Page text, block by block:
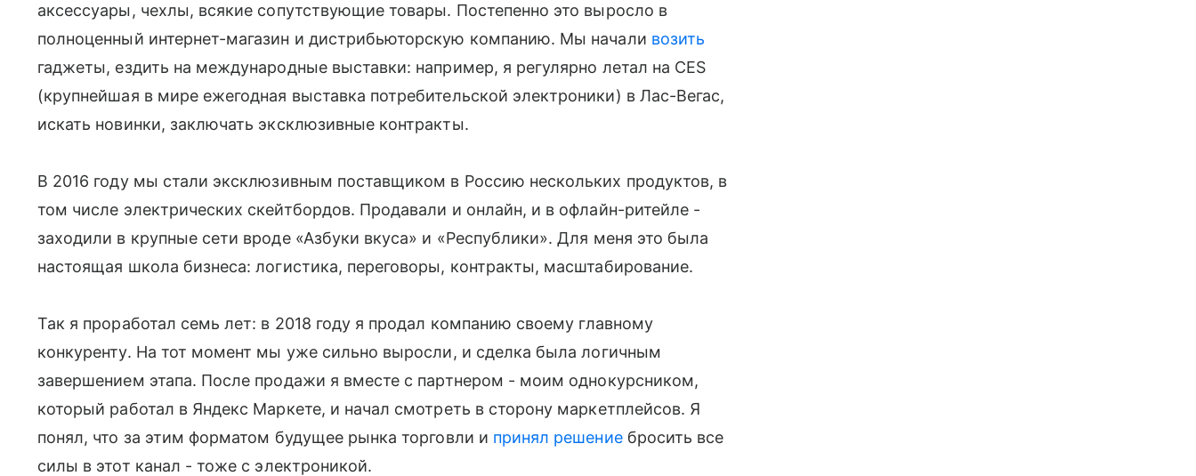
аксессуары, чехлы, всякие сопутствующие товары. Постепенно это выросло в
полноценный интернет-магазин и дистрибьюторскую компанию. Мы начали возить
гаджеты, ездить на международные выставки: например, я регулярно летал на CES
(крупнейшая в мире ежегодная выставка потребительской электроники) в Лас-Вегас,
искать новинки, заключать эксклюзивные контракты.
В 2016 году мы стали эксклюзивным поставщиком в Россию нескольких продуктов, в
том числе электрических скейтбордов. Продавали и онлайн, и в офлайн-ритейле -
заходили в крупные сети вроде «Азбуки вкуса» и «Республики». Для меня это была
настоящая школа бизнеса: логистика, переговоры, контракты, масштабирование.
Так я проработал семь лет: в 2018 году я продал компанию своему главному
конкуренту. На тот момент мы уже сильно выросли, и сделка была логичным
завершением этапа. После продажи я вместе с партнером - моим однокурсником,
который работал в Яндекс Маркете, и начал смотреть в сторону маркетплейсов. Я
понял, что за этим форматом будущее рынка торговли и принял решениебросить все
силы в этот канал - тоже с электроникой.